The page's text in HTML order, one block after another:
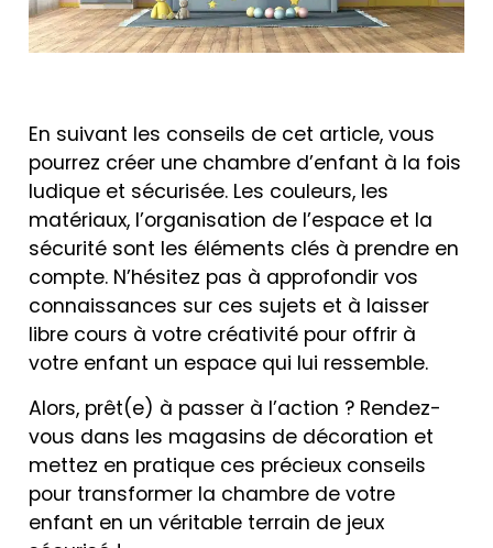
En suivant les conseils de cet article, vous
pourrez créer une chambre d’enfant à la fois
ludique et sécurisée. Les couleurs, les
matériaux, l’organisation de l’espace et la
sécurité sont les éléments clés à prendre en
compte. N’hésitez pas à approfondir vos
connaissances sur ces sujets et à laisser
libre cours à votre créativité pour offrir à
votre enfant un espace qui lui ressemble.
Alors, prêt(e) à passer à l’action ? Rendez-
vous dans les magasins de décoration et
mettez en pratique ces précieux conseils
pour transformer la chambre de votre
enfant en un véritable terrain de jeux